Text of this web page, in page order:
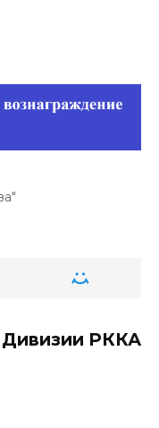
Дивизии РККА